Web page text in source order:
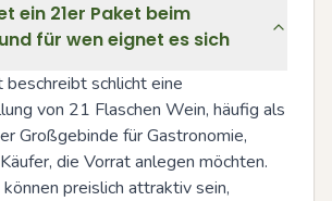
ein 21er Paket beim
für wen eignet es sich
schlicht eine
von 21 Flaschen Wein, häufig als
Großgebinde für Gastronomie,
die Vorrat anlegen möchten.
preislich attraktiv sein,